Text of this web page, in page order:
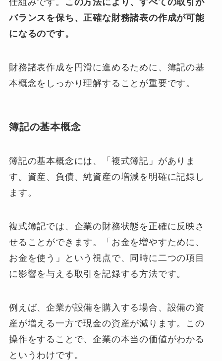
仕組みです。
この方法により、すべての取引が
バランスを保ち、正確な財務諸表の作成が可能
になるのです。
財務諸表作成を円滑に進めるために、簿記の基
本概念をしっかり理解することが重要です。
簿記の基本概念
簿記の基本概念には、「複式簿記」がありま
す。資産、負債、純資産の増減を明確に記録し
ます。
複式簿記では、企業の財務状態を正確に反映さ
せることができます。「お金を増やすために、
お金を使う」という視点で、同時に二つの項目
に影響を与える取引を記録する方法です。
例えば、企業が設備を購入する場合、設備の資
産が増える一方で現金の資産が減ります。この
操作をすることで、企業の本当の価値がわかる
というわけです。